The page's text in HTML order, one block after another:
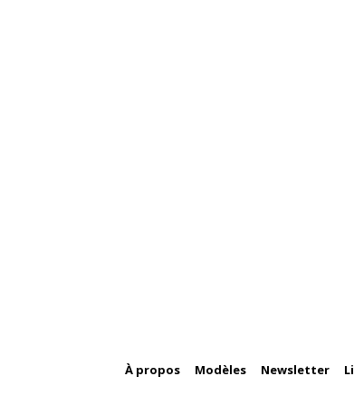
À propos Modèles Newsletter